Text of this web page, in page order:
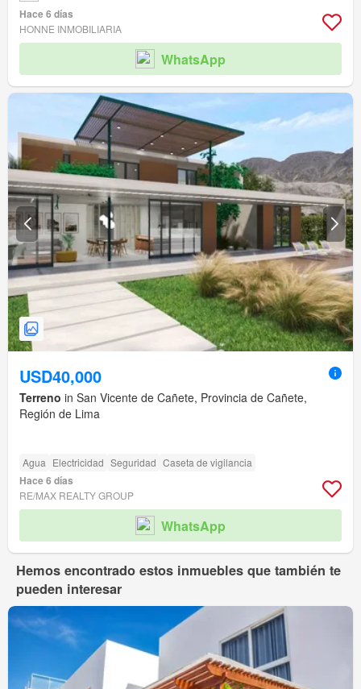
Hace 6 días
HONNE INMOBILIARIA
WhatsApp
USD40,000
Terreno in San Vicente de Cañete, Provincia de Cañete,
Región de Lima
Agua Electricidad Seguridad Caseta de vigilancia
Hace 6 días
RE/MAX REALTY GROUP
WhatsApp
Hemos encontrado estos inmuebles que también te
pueden interesar